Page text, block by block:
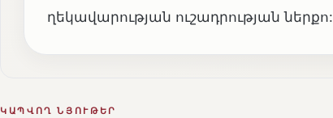
ղեկավարության ուշադրության ներքո:
ԿԱՊՎՈՂ ՆՅՈՒԹԵՐ